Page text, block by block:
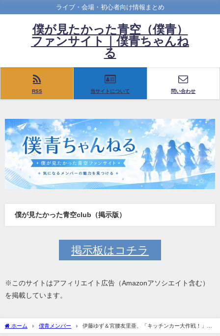
ライブ・会場・初心者向け情報まとめ
僕が見たかった青空（僕青）
ファンサイト｜僕青ちゃんね
る
RSS 当サイトについて 問い合わせ
僕が見たかった青空club（掲示版）
掲示板はコチラ
※このサイトはアフィリエイト広告（Amazonアソシエイト含む）
を掲載しています。
ホーム 僕青メンバー
伊藤ゆず＆宮腰友里亜、「キッチンカー大作戦！」出